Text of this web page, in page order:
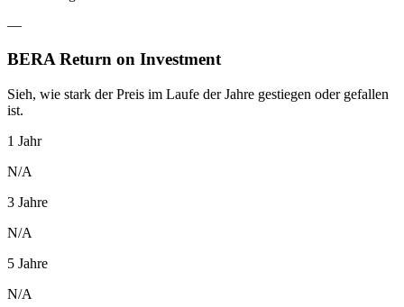
—
BERA Return on Investment
Sieh, wie stark der Preis im Laufe der Jahre gestiegen oder gefallen
ist.
1 Jahr
N/A
3 Jahre
N/A
5 Jahre
N/A